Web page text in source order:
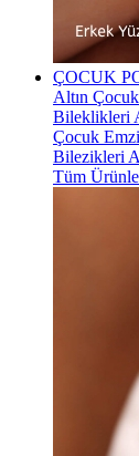
ÇOCUK
Altın
Bileklikleri
Çocuk
Bilezikleri
Tüm